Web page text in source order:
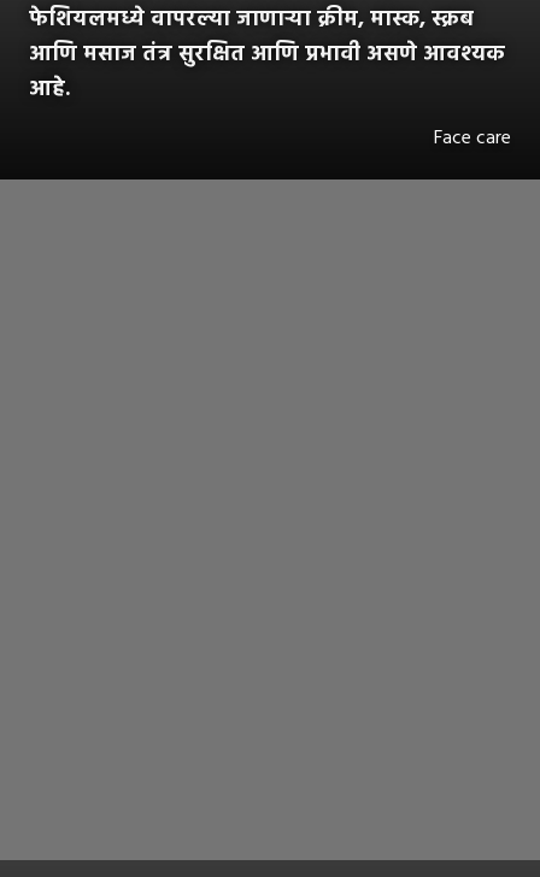
फेशियलमध्ये वापरल्या जाणाऱ्या क्रीम, मास्क, स्क्रब
आणि मसाज तंत्र सुरक्षित आणि प्रभावी असणे आवश्यक
आहे.
Face care